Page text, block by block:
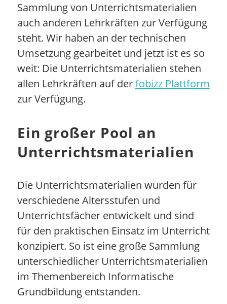
Sammlung von Unterrichtsmaterialien
auch anderen Lehrkräften zur Verfügung
steht. Wir haben an der technischen
Umsetzung gearbeitet und jetzt ist es so
weit: Die Unterrichtsmaterialien stehen
allen Lehrkräften auf derfobizz Plattform
zur Verfügung.
Ein großer Pool an
Unterrichtsmaterialien
Die Unterrichtsmaterialien wurden für
verschiedene Altersstufen und
Unterrichtsfächer entwickelt und sind
für den praktischen Einsatz im Unterricht
konzipiert. So ist eine große Sammlung
unterschiedlicher Unterrichtsmaterialien
im Themenbereich Informatische
Grundbildung entstanden.